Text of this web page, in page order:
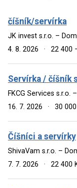
číšník/servírka
JK invest s.r.o. –
4. 8. 2026
· 22 400
Servírka / číšník
FKCG Services s.r.o.
16. 7. 2026
· 30
Číšníci a servírky
ShivaVam s.r.o. –
7. 7. 2026
· 22 400